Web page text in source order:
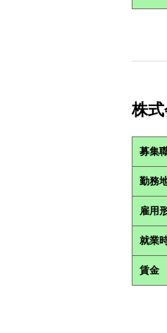
株
募集
勤務
雇用
就業
賃金